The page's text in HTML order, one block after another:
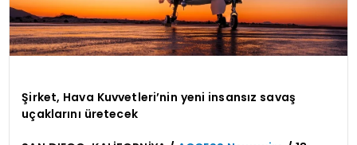
Şirket, Hava Kuvvetleri’nin yeni insansız savaş
uçaklarını üretecek